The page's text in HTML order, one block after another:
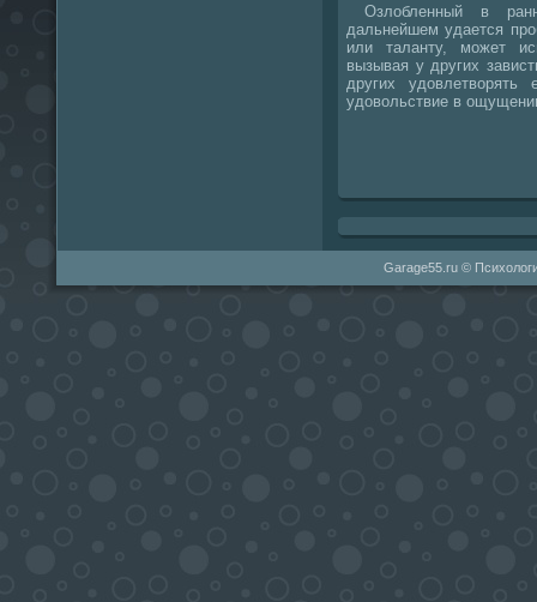
Озлобленный в
дальнейшем удается
или таланту, мοжет
вызывая у других
других
удовольствие в
Garage55.ru ©